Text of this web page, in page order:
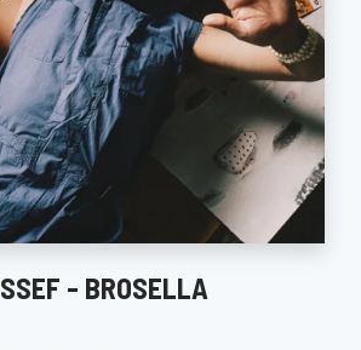
- BROSELLA